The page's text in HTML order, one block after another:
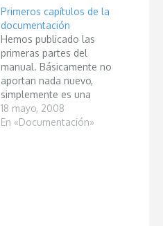
Primeros capítulos de la
documentación
Hemos publicado las
primeras partes del
manual. Básicamente no
aportan nada nuevo,
simplemente es una
reorganización de
contenidos. PROLOGO [
18 mayo, 2008
En «Documentación»